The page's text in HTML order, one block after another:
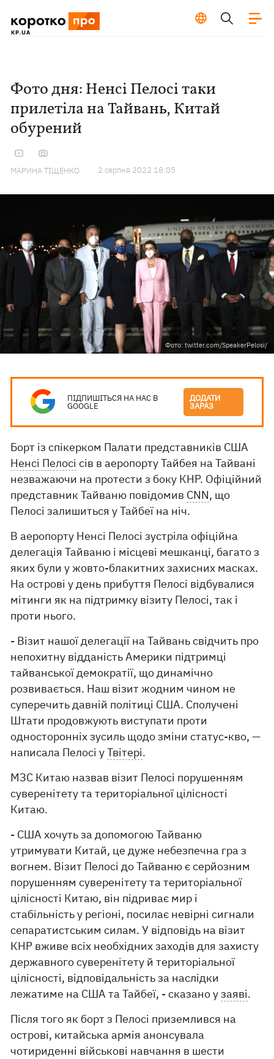
Фото дня: Ненсі Пелосі таки
прилетіла на Тайвань, Китай
обурений
МАРИНА ТІЩЕНКО 2 серпня 2022 18:05
Фото: twitter.com/SpeakerPelosi/
ПІДПИШІТЬСЯ НА НАС В
GOOGLE
ДОДАТИ
ЗАРАЗ
Борт із спікерком Палати представників США
Ненсі Пелосі сів в аеропорту Тайбея на Тайвані
незважаючи на протести з боку КНР. Офіційний
представник Тайваню повідомив CNN, що
Пелосі залишиться у Тайбеї на ніч.
В аеропорту Ненсі Пелосі зустріла офіційна
делегація Тайваню і місцеві мешканці, багато з
яких були у жовто-блакитних захисних масках.
На острові у день прибуття Пелосі відбувалися
мітинги як на підтримку візиту Пелосі, так і
проти нього.
- Візит нашої делегації на Тайвань свідчить про
непохитну відданість Америки підтримці
тайванської демократії, що динамічно
розвивається. Наш візит жодним чином не
суперечить давній політиці США. Сполучені
Штати продовжують виступати проти
односторонніх зусиль щодо зміни статус-кво, —
написала Пелосі уТвітері.
МЗС Китаю назвав візит Пелосі порушенням
суверенітету та територіальної цілісності
Китаю.
- США хочуть за допомогою Тайваню
утримувати Китай, це дуже небезпечна гра з
вогнем. Візит Пелосі до Тайваню є серйозним
порушенням суверенітету та територіальної
цілісності Китаю, він підриває мир і
стабільність у регіоні, посилає невірні сигнали
сепаратистським силам. У відповідь на візит
КНР вживе всіх необхідних заходів для захисту
державного суверенітету й територіальної
цілісності, відповідальність за наслідки
лежатиме на США та Тайбеї, - сказано узаяві.
Після того як борт з Пелосі приземлився на
острові, китайська армія анонсувала
чотириденні військові навчання в шести